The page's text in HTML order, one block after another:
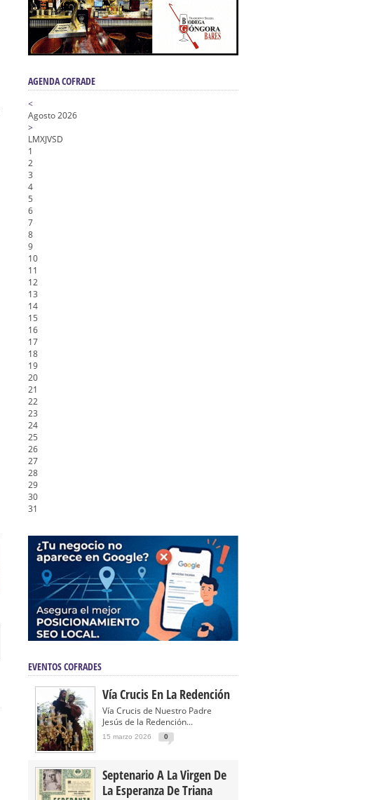
AGENDA COFRADE
<
Agosto 2026
>
LMXJVSD
1
2
3
4
5
6
7
8
9
10
11
12
13
14
15
16
17
18
19
20
21
22
23
24
25
26
27
28
29
30
31
EVENTOS COFRADES
Vía Crucis En La Redención
Vía Crucis de Nuestro Padre
Jesús de la Redención...
15 marzo 2026 0
Septenario A La Virgen De
La Esperanza De Triana